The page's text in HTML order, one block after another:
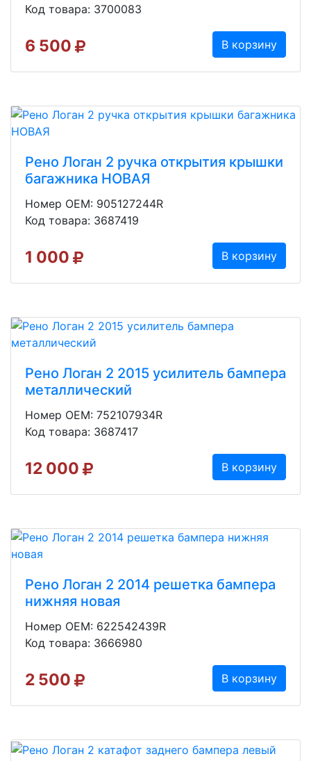
Код товара: 3700083
6 500 В корзину
Рено Логан 2 ручка открытия крышки
багажника НОВАЯ
Номер OEM: 905127244R
Код товара: 3687419
1 000 В корзину
Рено Логан 2 2015 усилитель бампера
металлический
Номер OEM: 752107934R
Код товара: 3687417
12 000 В корзину
Рено Логан 2 2014 решетка бампера
нижняя новая
Номер OEM: 622542439R
Код товара: 3666980
2 500 В корзину